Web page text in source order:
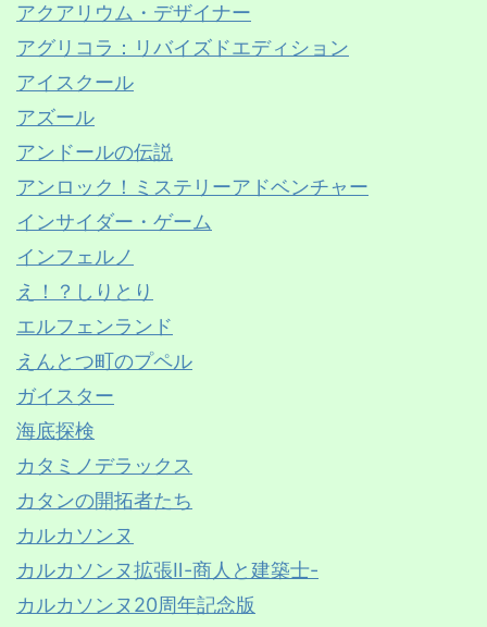
アクアリウム・デザイナー
アグリコラ：リバイズドエディション
アイスクール
アズール
アンドールの伝説
アンロック！ミステリーアドベンチャー
インサイダー・ゲーム
インフェルノ
え！？しりとり
エルフェンランド
えんとつ町のプペル
ガイスター
海底探検
カタミノデラックス
カタンの開拓者たち
カルカソンヌ
カルカソンヌ拡張Ⅱ-商人と建築士-
カルカソンヌ20周年記念版